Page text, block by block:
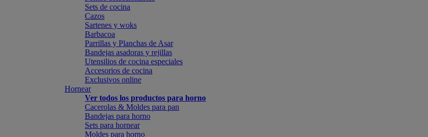
Sets de cocina
Cazos
Sartenes y woks
Barbacoa
Parrillas y Planchas de Asar
Bandejas asadoras y rejillas
Utensilios de cocina especiales
Accesorios de cocina
Exclusivos online
Hornear
Ver todos los productos para horno
Cacerolas & Moldes para pan
Bandejas para horno
Sets para hornear
Moldes para horno